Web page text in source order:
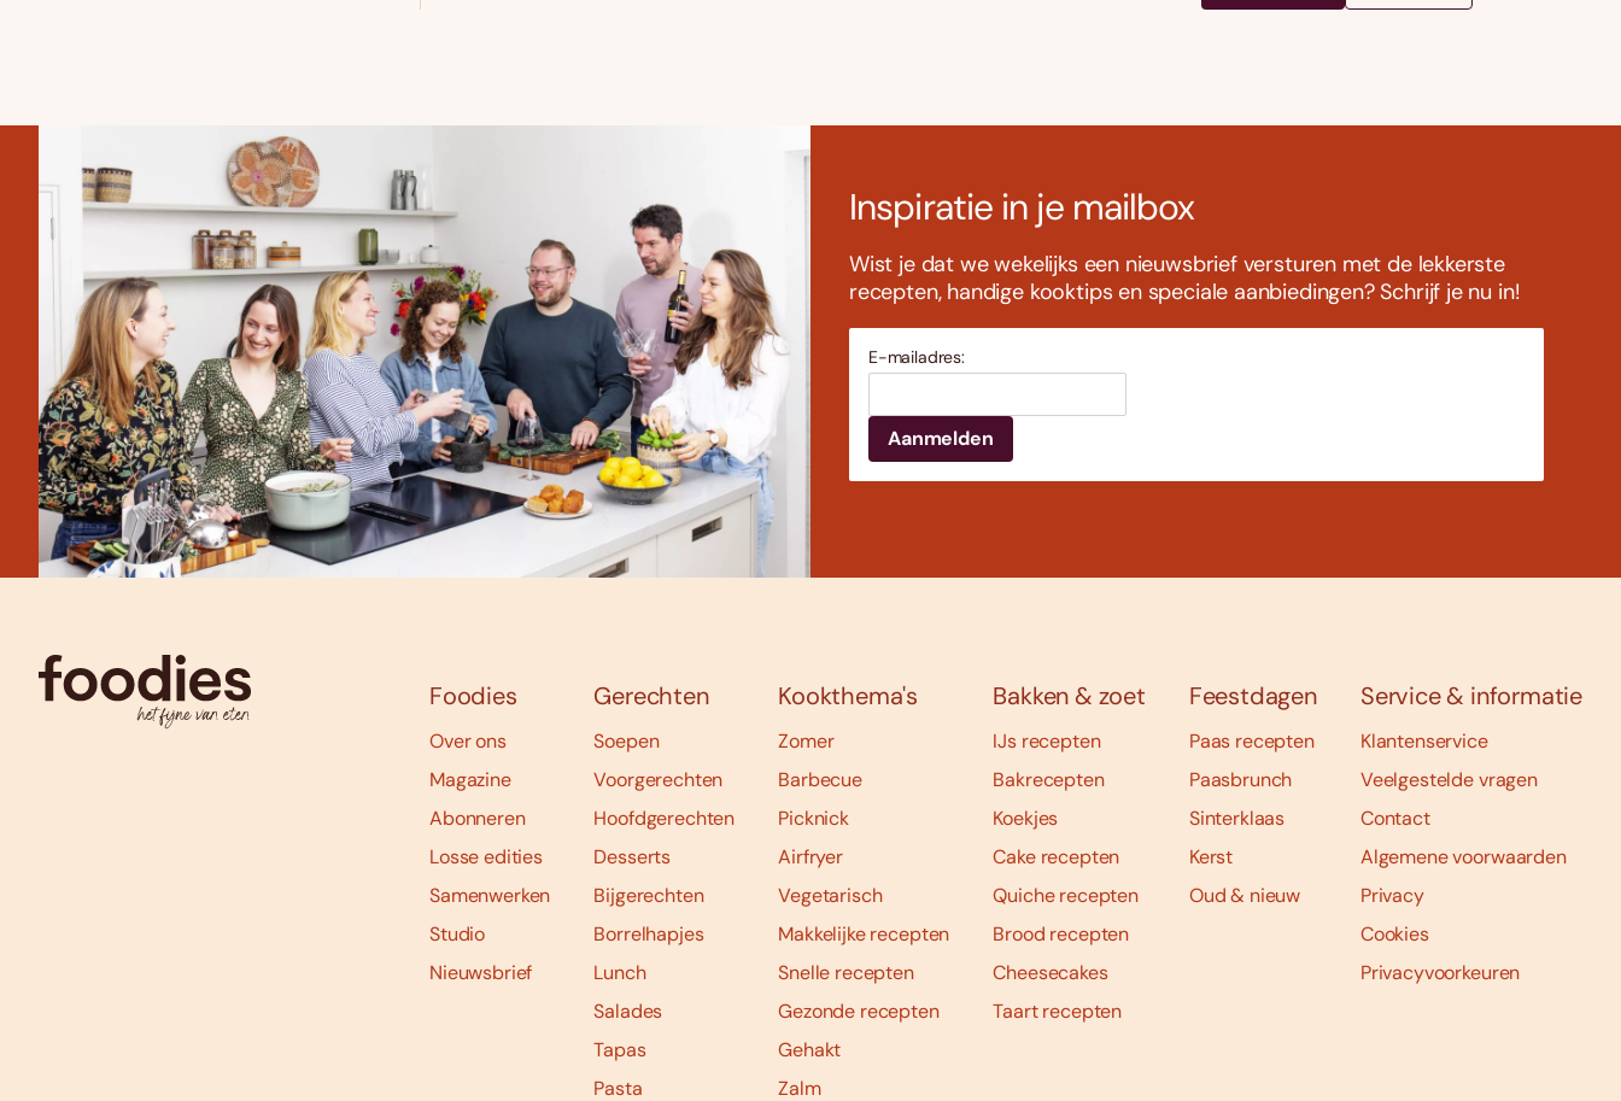
Inspiratie in je mailbox
Wist je dat we wekelijks een nieuwsbrief versturen met de lekkerste
recepten, handige kooktips en speciale aanbiedingen? Schrijf je nu in!
E-mailadres:
Foodies
Over ons
Magazine
Abonneren
Losse edities
Samenwerken
Studio
Nieuwsbrief
Gerechten
Soepen
Voorgerechten
Hoofdgerechten
Desserts
Bijgerechten
Borrelhapjes
Lunch
Salades
Tapas
Pasta
Kookthema's
Zomer
Barbecue
Picknick
Airfryer
Vegetarisch
Makkelijke recepten
Snelle recepten
Gezonde recepten
Gehakt
Zalm
Bakken & zoet
IJs recepten
Bakrecepten
Koekjes
Cake recepten
Quiche recepten
Brood recepten
Cheesecakes
Taart recepten
Feestdagen
Paas recepten
Paasbrunch
Sinterklaas
Kerst
Oud & nieuw
Service & informatie
Klantenservice
Veelgestelde vragen
Contact
Algemene voorwaarden
Privacy
Cookies
Privacyvoorkeuren